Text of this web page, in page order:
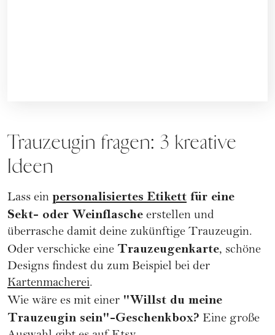
Trauzeugin fragen: 3 kreative
Ideen
Lass ein personalisiertes Etikett für eine
Sekt- oder Weinflasche erstellen und
überrasche damit deine zukünftige Trauzeugin.
Oder verschicke eine Trauzeugenkarte, schöne
Designs findest du zum Beispiel bei der
Kartenmacherei.
Wie wäre es mit einer "Willst du meine
Trauzeugin sein"-Geschenkbox? Eine große